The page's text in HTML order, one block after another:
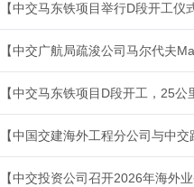
【中交马东铁项目举行D段开工仪
【中国交建海外工程分公司与中交
【中交投资公司召开2026年海外